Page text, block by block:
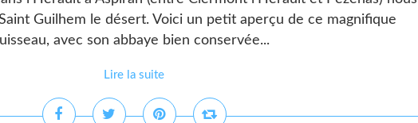
Guilhem le désert. Voici un petit aperçu de ce magnifique
avec son abbaye bien conservée...
Lire la suite